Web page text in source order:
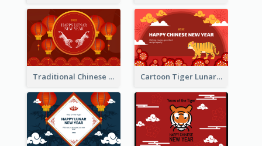
Traditional Chinese New Year Celebration Greeting Card Cartoon Tiger Lunar New Year Greeting Card